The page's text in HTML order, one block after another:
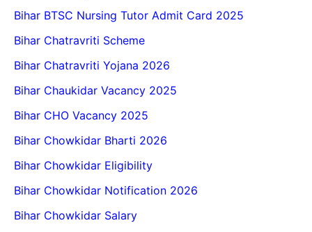
Bihar BTSC Nursing Tutor Admit Card 2025
Bihar Chatravriti Scheme
Bihar Chatravriti Yojana 2026
Bihar Chaukidar Vacancy 2025
Bihar CHO Vacancy 2025
Bihar Chowkidar Bharti 2026
Bihar Chowkidar Eligibility
Bihar Chowkidar Notification 2026
Bihar Chowkidar Salary